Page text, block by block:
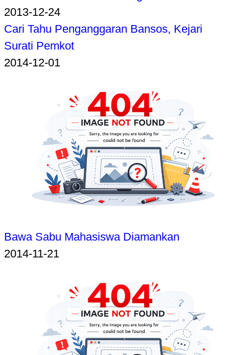
2013-12-24
Cari Tahu Penganggaran Bansos, Kejari
Surati Pemkot
2014-12-01
Bawa Sabu Mahasiswa Diamankan
2014-11-21